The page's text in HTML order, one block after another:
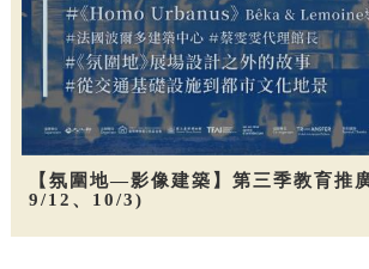
【氛圍地—影像建築】第三季教育推
9/12、10/3)